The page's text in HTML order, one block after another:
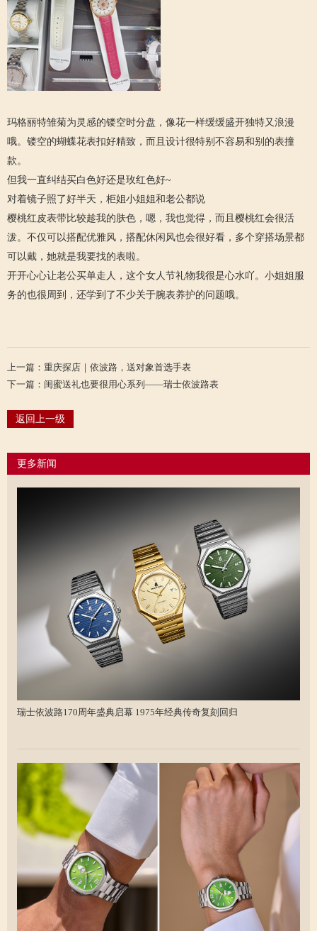
玛格丽特雏菊为灵感的镂空时分盘，像花一样缓缓盛开独特又浪漫
哦。镂空的蝴蝶花表扣好精致，而且设计很特别不容易和别的表撞
款。
但我一直纠结买白色好还是玫红色好~
对着镜子照了好半天，柜姐小姐姐和老公都说
樱桃红皮表带比较趁我的肤色，嗯，我也觉得，而且樱桃红会很活
泼。不仅可以搭配优雅风，搭配休闲风也会很好看，多个穿搭场景都
可以戴，她就是我要找的表啦。
开开心心让老公买单走人，这个女人节礼物我很是心水吖。小姐姐服
务的也很周到，还学到了不少关于腕表养护的问题哦。
上一篇：重庆探店｜依波路，送对象首选手表
下一篇：闺蜜送礼也要很用心系列——瑞士依波路表
返回上一级
更多新闻
瑞士依波路170周年盛典启幕 1975年经典传奇复刻回归